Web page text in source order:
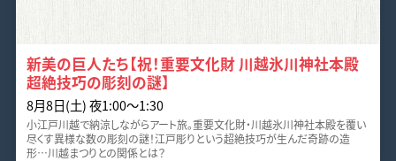
新美の巨人たち【祝！重要文化財 川越氷川神社本殿
超絶技巧の彫刻の謎】
8月8日(土) 夜1:00〜1:30
小江戸川越で納涼しながらアート旅。重要文化財・川越氷川神社本殿を覆い
尽くす異様な数の彫刻の謎！江戸彫りという超絶技巧が生んだ奇跡の造
形…川越まつりとの関係とは？